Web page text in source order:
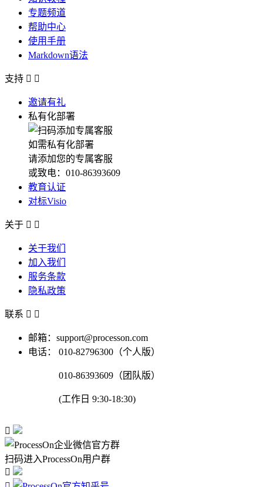
专题频道
帮助中心
使用手册
Markdown语法
支持  
邀请有礼
私有化部署
如需私有化部署
请添加您的专属客服
或致电：010-86393609
教育认证
对标Visio
关于  
关于我们
加入我们
服务条款
隐私政策
联系  
邮箱：support@processon.com
电话：
010-82796300（个人版）
010-86393609（团队版）
(工作日 9:30-18:30)

扫码进入ProcessOn用户群
